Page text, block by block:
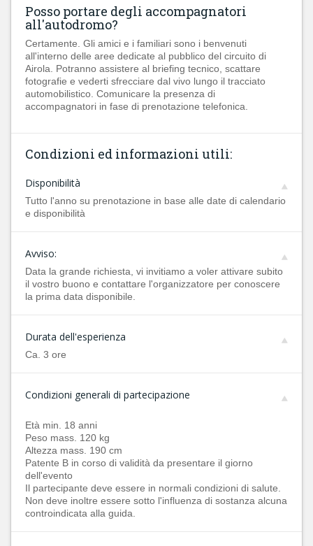
Posso portare degli accompagnatori
all'autodromo?
Certamente. Gli amici e i familiari sono i benvenuti
all'interno delle aree dedicate al pubblico del circuito di
Airola. Potranno assistere al briefing tecnico, scattare
fotografie e vederti sfrecciare dal vivo lungo il tracciato
automobilistico. Comunicare la presenza di
accompagnatori in fase di prenotazione telefonica.
Condizioni ed informazioni utili:
Disponibilità
Tutto l'anno su prenotazione in base alle date di calendario
e disponibilità
Avviso:
Data la grande richiesta, vi invitiamo a voler attivare subito
il vostro buono e contattare l'organizzatore per conoscere
la prima data disponibile.
Durata dell'esperienza
Ca. 3 ore
Condizioni generali di partecipazione
Età min. 18 anni
Peso mass. 120 kg
Altezza mass. 190 cm
Patente B in corso di validità da presentare il giorno
dell'evento
Il partecipante deve essere in normali condizioni di salute.
Non deve inoltre essere sotto l'influenza di sostanza alcuna
controindicata alla guida.